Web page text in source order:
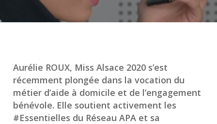
Aurélie ROUX, Miss Alsace 2020 s’est
récemment plongée dans la vocation du
métier d’aide à domicile et de l’engagement
bénévole. Elle soutient activement les
#Essentielles du Réseau APA et sa